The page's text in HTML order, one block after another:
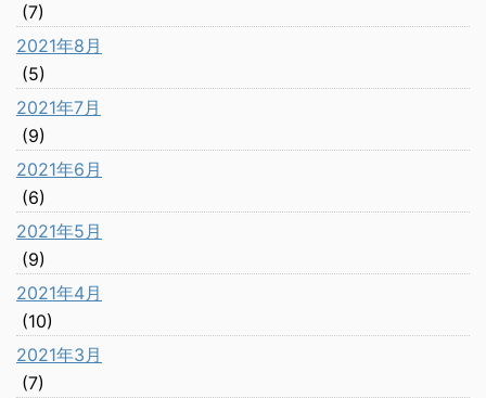
(7)
2021年8月
(5)
2021年7月
(9)
2021年6月
(6)
2021年5月
(9)
2021年4月
(10)
2021年3月
(7)